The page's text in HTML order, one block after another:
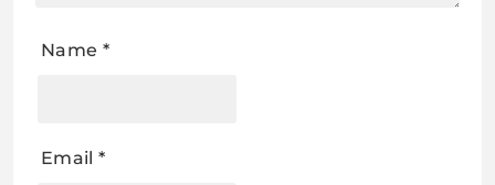
Name *
Email *